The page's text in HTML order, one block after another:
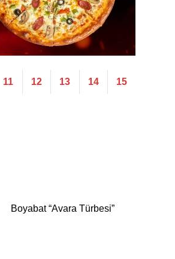
11 12 13 14 15
Boyabat “Avara Türbesi”